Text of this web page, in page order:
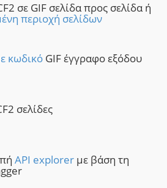
σε GIF σελίδα προς σελίδα ή
περιοχή σελίδων
κωδικό GIF έγγραφο εξόδου
σελίδες
API explorer με βάση τη